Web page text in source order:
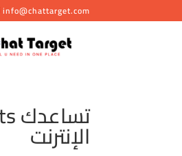
info@chattarget.com
الإنترنت